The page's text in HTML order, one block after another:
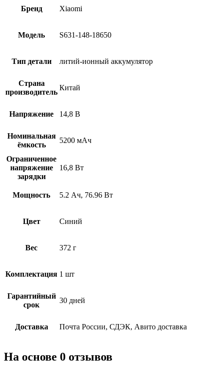
Бренд Xiaomi
Модель S631-148-18650
Тип детали литий-ионный аккумулятор
Страна
производитель
Китай
Напряжение 14,8 В
Номинальная
ёмкость
5200 мАч
Ограниченное
напряжение
зарядки
16,8 Вт
Мощность 5.2 Ач, 76.96 Вт
Цвет Синий
Вес 372 г
Комплектация 1 шт
Гарантийный
срок
30 дней
Доставка Почта России, СДЭК, Авито доставка
На основе 0 отзывов